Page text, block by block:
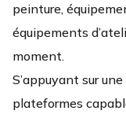
peinture,
équipements
moment.
S’appuyant sur
plateformes